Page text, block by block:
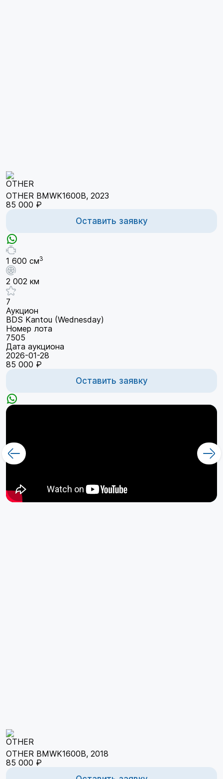
OTHER BMWK1600B, 2023
85 000 ₽
Оставить заявку
1 600 см3
2 002 км
7
Аукцион
BDS Kantou (Wednesday)
Номер лота
7505
Дата аукциона
2026-01-28
85 000 ₽
Оставить заявку
OTHER BMWK1600B, 2018
85 000 ₽